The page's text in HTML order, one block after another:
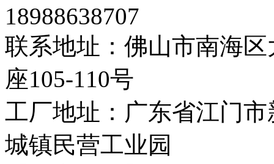
18988638707
联系地址：佛山市南海
座105-110号
工厂地址：广东省江门
城镇民营工业园